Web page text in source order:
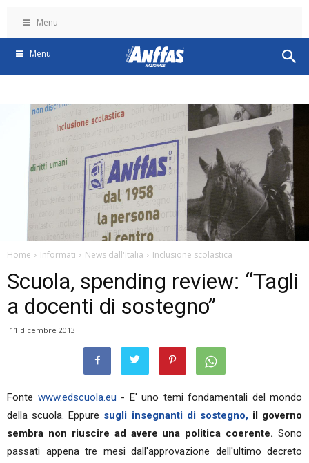
Menu
Menu
Home Informati News dall'Italia Inclusione scolastica
Scuola, spending review: “Tagli
a docenti di sostegno”
11 dicembre 2013
Fonte www.edscuola.eu - E' uno temi fondamentali del mondo
della scuola. Eppure sugli insegnanti di sostegno,il governo
sembra non riuscire ad avere una politica coerente. Sono
passati appena tre mesi dall'approvazione dell'ultimo decreto